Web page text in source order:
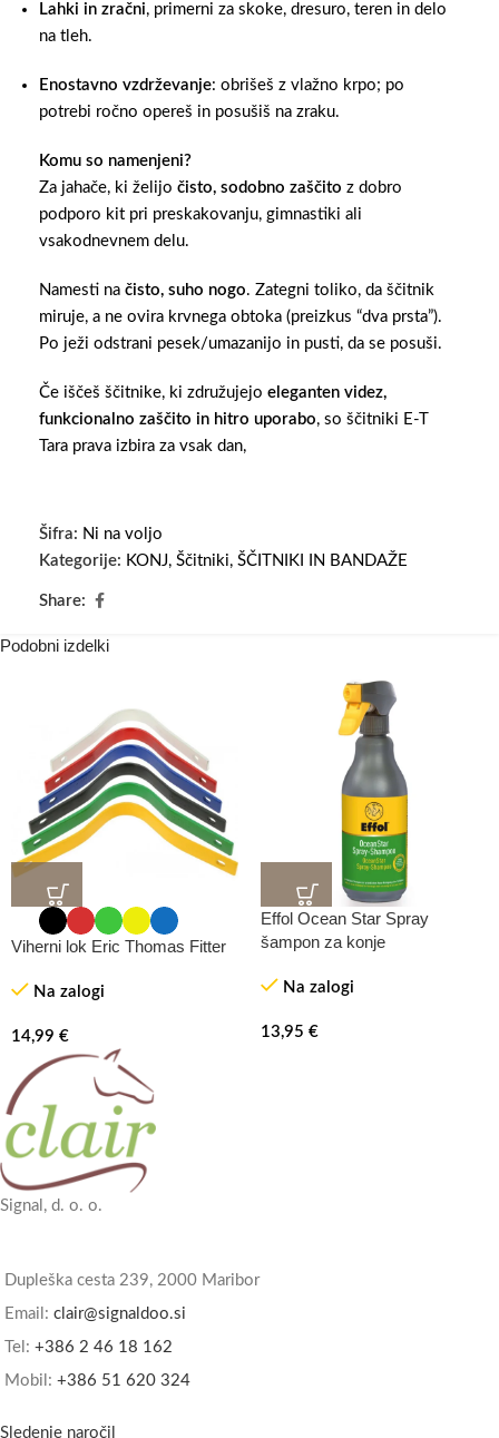
Lahki in zračni, primerni za skoke, dresuro, teren in delo
na tleh.
Enostavno vzdrževanje: obrišeš z vlažno krpo; po
potrebi ročno opereš in posušiš na zraku.
Komu so namenjeni?
Za jahače, ki želijo čisto, sodobno zaščito z dobro
podporo kit pri preskakovanju, gimnastiki ali
vsakodnevnem delu.
Namesti na čisto, suho nogo. Zategni toliko, da ščitnik
miruje, a ne ovira krvnega obtoka (preizkus “dva prsta”).
Po ježi odstrani pesek/umazanijo in pusti, da se posuši.
Če iščeš ščitnike, ki združujejo eleganten videz,
funkcionalno zaščito in hitro uporabo, so ščitniki E-T
Tara prava izbira za vsak dan,
Šifra: Ni na voljo
Kategorije: KONJ, Ščitniki, ŠČITNIKI IN BANDAŽE
Share:
Podobni izdelki
Viherni lok Eric Thomas Fitter
Na zalogi
14,99 €
Effol Ocean Star Spray
šampon za konje
Na zalogi
13,95 €
Signal, d. o. o.
Dupleška cesta 239, 2000 Maribor
Email: clair@signaldoo.si
Tel: +386 2 46 18 162
Mobil: +386 51 620 324
Sledenje naročil